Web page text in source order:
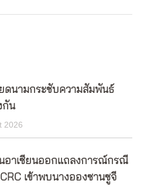
ยดนามกระชับความสัมพันธ์
กัน
2026
อาเซียนออกแถลงการณ์กรณี
เข้าพบนางอองซานซูจี